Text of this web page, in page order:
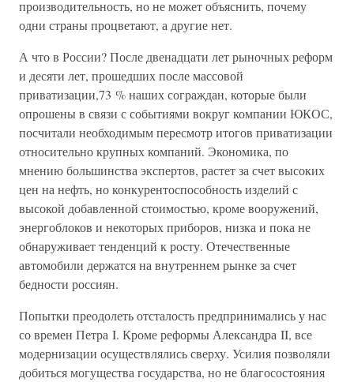
производительность, но не может объяснить, почему
одни страны процветают, а другие нет.
А что в России? После двенадцати лет рыночных реформ
и десяти лет, прошедших после массовой
приватизации,73 % наших сограждан, которые были
опрошены в связи с событиями вокруг компании ЮКОС,
посчитали необходимым пересмотр итогов приватизации
относительно крупных компаний. Экономика, по
мнению большинства экспертов, растет за счет высоких
цен на нефть, но конкурентоспособность изделий с
высокой добавленной стоимостью, кроме вооружений,
энергоблоков и некоторых приборов, низка и пока не
обнаруживает тенденций к росту. Отечественные
автомобили держатся на внутреннем рынке за счет
бедности россиян.
Попытки преодолеть отсталость предпринимались у нас
со времен Петра I. Кроме реформы Александра II, все
модернизации осуществлялись сверху. Усилия позволяли
добиться могущества государства, но не благосостояния